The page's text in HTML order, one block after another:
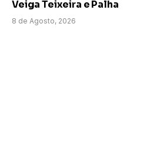
Veiga Teixeira e Palha
8 de Agosto, 2026